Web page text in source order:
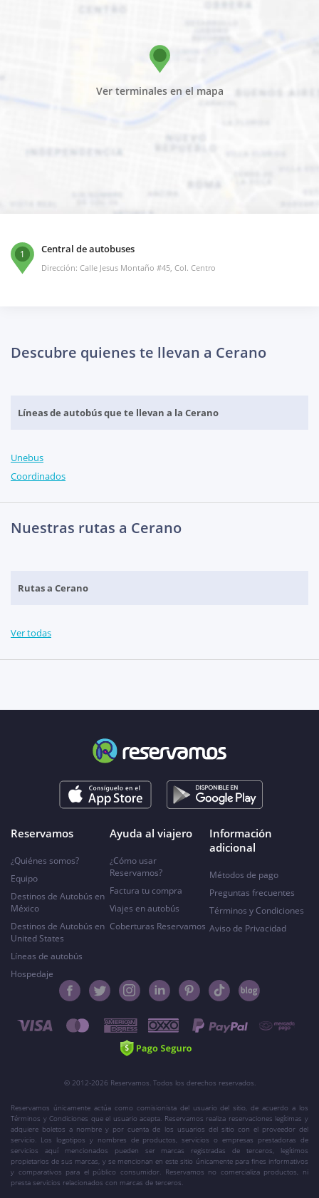
Ver terminales en el mapa
1 Central de autobuses
Dirección: Calle Jesus Montaño #45, Col. Centro
Descubre quienes te llevan a Cerano
Líneas de autobús que te llevan a la Cerano
Unebus
Coordinados
Nuestras rutas a Cerano
Rutas a Cerano
Ver todas
Reservamos
¿Quiénes somos?
Equipo
Destinos de Autobús en
México
Destinos de Autobús en
United States
Líneas de autobús
Hospedaje
Ayuda al viajero
¿Cómo usar
Reservamos?
Factura tu compra
Viajes en autobús
Coberturas Reservamos
Información
adicional
Métodos de pago
Preguntas frecuentes
Términos y Condiciones
Aviso de Privacidad
© 2012-2026 Reservamos. Todos los derechos reservados.
Reservamos únicamente actúa como comisionista del usuario del sitio, de acuerdo a los
Términos y Condiciones que el usuario acepta. Reservamos realiza reservaciones legítimas y
adquiere boletos a nombre y por cuenta de los usuarios del sitio con el proveedor del
servicio. Los logotipos y nombres de productos, servicios o empresas prestadoras de
servicios aquí mencionados pueden ser marcas registradas de terceros, legítimos
propietarios de sus marcas, y se mencionan en este sitio únicamente para fines informativos
y comparativos para el público consumidor. Reservamos no comercializa productos, ni
presta servicios relacionados con marcas de terceros.